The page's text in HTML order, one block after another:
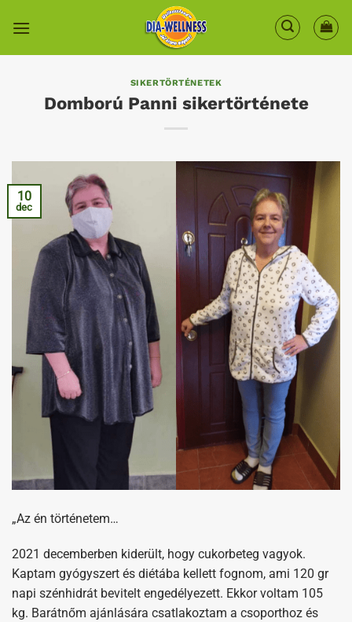
SIKERTÖRTÉNETEK
Domború Panni sikertörténete
10
dec
„Az én történetem…
2021 decemberben kiderült, hogy cukorbeteg vagyok.
Kaptam gyógyszert és diétába kellett fognom, ami 120 gr
napi szénhidrát bevitelt engedélyezett. Ekkor voltam 105
kg. Barátnőm ajánlására csatlakoztam a csoporthoz és